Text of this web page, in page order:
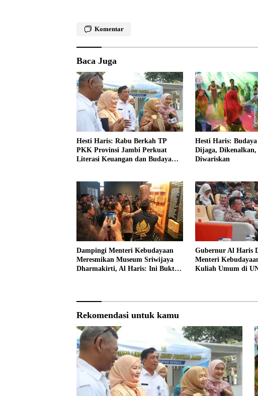
Komentar
Baca Juga
Hesti Haris: Rabu Berkah TP
PKK Provinsi Jambi Perkuat
Literasi Keuangan dan Budaya
Hesti Haris:
Dijaga, Dikenalkan,
Diwariskan
Dampingi Menteri Kebudayaan
Meresmikan Museum Sriwijaya
Dharmakirti, Al Haris: Ini Bukti
Gubernur Al Haris
Menteri
Kuliah Umum di
Rekomendasi untuk kamu